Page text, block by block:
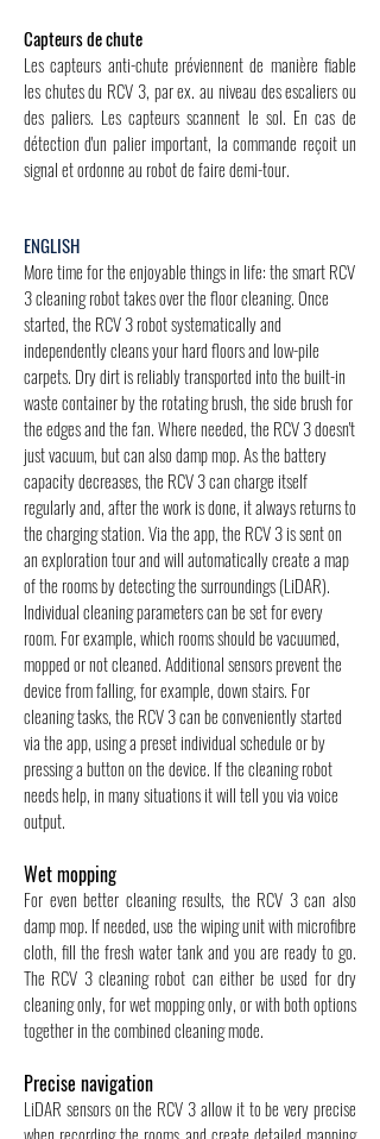
Capteurs de chute
Les capteurs anti-chute préviennent de manière fiable
les chutes du RCV 3, par ex. au niveau des escaliers ou
des paliers. Les capteurs scannent le sol. En cas de
détection d'un palier important, la commande reçoit un
signal et ordonne au robot de faire demi-tour.
ENGLISH
More time for the enjoyable things in life: the smart RCV
3 cleaning robot takes over the floor cleaning. Once
started, the RCV 3 robot systematically and
independently cleans your hard floors and low-pile
carpets. Dry dirt is reliably transported into the built-in
waste container by the rotating brush, the side brush for
the edges and the fan. Where needed, the RCV 3 doesn't
just vacuum, but can also damp mop. As the battery
capacity decreases, the RCV 3 can charge itself
regularly and, after the work is done, it always returns to
the charging station. Via the app, the RCV 3 is sent on
an exploration tour and will automatically create a map
of the rooms by detecting the surroundings (LiDAR).
Individual cleaning parameters can be set for every
room. For example, which rooms should be vacuumed,
mopped or not cleaned. Additional sensors prevent the
device from falling, for example, down stairs. For
cleaning tasks, the RCV 3 can be conveniently started
via the app, using a preset individual schedule or by
pressing a button on the device. If the cleaning robot
needs help, in many situations it will tell you via voice
output.
Wet mopping
For even better cleaning results, the RCV 3 can also
damp mop. If needed, use the wiping unit with microfibre
cloth, fill the fresh water tank and you are ready to go.
The RCV 3 cleaning robot can either be used for dry
cleaning only, for wet mopping only, or with both options
together in the combined cleaning mode.
Precise navigation
LiDAR sensors on the RCV 3 allow it to be very precise